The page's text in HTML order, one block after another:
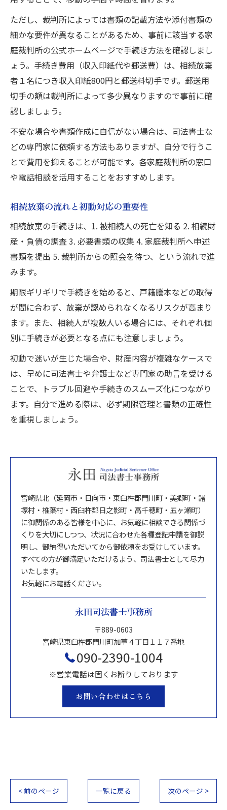
ただし、裁判所によっては書類の記載方法や添付書類の
細かな要件が異なることがあるため、事前に該当する家
庭裁判所の公式ホームページで手続き方法を確認しまし
ょう。手続き費用（収入印紙代や郵送費）は、相続放棄
者１名につき収入印紙800円と郵送料切手です。郵送用
切手の額は裁判所によって多少異なりますので事前に確
認しましょう。
不安な場合や書類作成に自信がない場合は、司法書士な
どの専門家に依頼する方法もありますが、自分で行うこ
とで費用を抑えることが可能です。各家庭裁判所の窓口
や電話相談を活用することをおすすめします。
相続放棄の流れと初動対応の重要性
相続放棄の手続きは、1. 被相続人の死亡を知る 2. 相続財
産・負債の調査 3. 必要書類の収集 4. 家庭裁判所へ申述
書類を提出 5. 裁判所からの照会を待つ、という流れで進
みます。
期限ギリギリで手続きを始めると、戸籍謄本などの取得
が間に合わず、放棄が認められなくなるリスクが高まり
ます。また、相続人が複数人いる場合には、それぞれ個
別に手続きが必要となる点にも注意しましょう。
初動で迷いが生じた場合や、財産内容が複雑なケースで
は、早めに司法書士や弁護士など専門家の助言を受ける
ことで、トラブル回避や手続きのスムーズ化につながり
ます。自分で進める際は、必ず期限管理と書類の正確性
を重視しましょう。
宮崎県北（延岡市・日向市・東臼杵郡門川町・美郷町・諸
塚村・椎葉村・西臼杵郡日之影町・高千穂町・五ヶ瀬町）
に御関係のある皆様を中心に、お気軽に相談できる関係づ
くりを大切にしつつ、状況に合わせた各種登記申請を御説
明し、御納得いただいてから御依頼をお受けしています。
すべての方が御満足いただけるよう、司法書士として尽力
いたします。
お気軽にお電話ください。
永田司法書士事務所
〒889-0603
宮崎県東臼杵郡門川町加草４丁目１１７番地
090-2390-1004
※営業電話は固くお断りしております
お問い合わせはこちら
< 前のページ 一覧に戻る 次のページ >